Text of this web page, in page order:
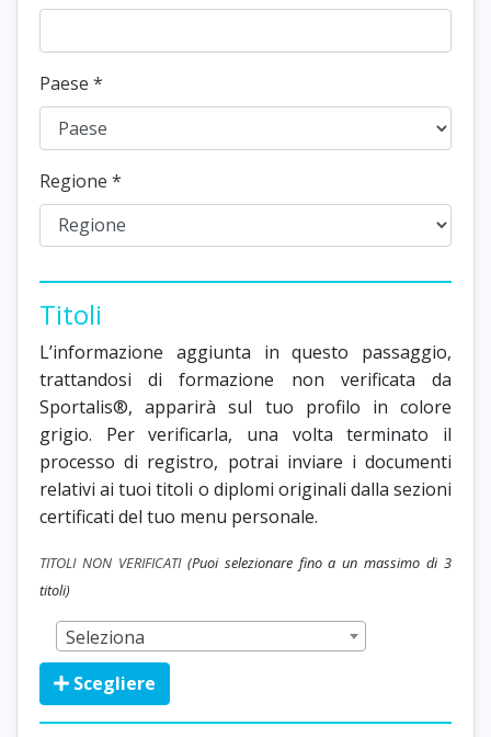
Paese *
Regione *
Titoli
L’informazione aggiunta in questo passaggio,
trattandosi di formazione non verificata da
Sportalis®, apparirà sul tuo profilo in colore
grigio. Per verificarla, una volta terminato il
processo di registro, potrai inviare i documenti
relativi ai tuoi titoli o diplomi originali dalla sezioni
certificati del tuo menu personale.
TITOLI NON VERIFICATI(Puoi selezionare fino a un massimo di 3
titoli)
Formazione Sportalis<sup>®</sup>
Seleziona
Scegliere